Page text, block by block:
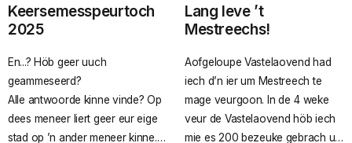
jaorverslaag door väöl
Mestreechtenere weurt geleze!
gehiel in ’t Mestreechs gesjreve.
Veldeke Mestreech deit al jaore
de spellingscorrectie vaan dit
jaorverslaag en genete daan
Keersemesspeurtoch
2025
En...? Höb geer uuch
geammeseerd?
Alle antwoorde kinne vinde? Op
dees meneer liert geer eur eige
stad op ’n ander meneer kinne.
Lang leve ’t
Mestreechs!
Aofgeloupe Vastelaovend had
iech d’n ier um Mestreech te
mage veurgoon. In de 4 weke
veur de Vastelaovend höb iech
mie es 200 bezeuke gebrach um